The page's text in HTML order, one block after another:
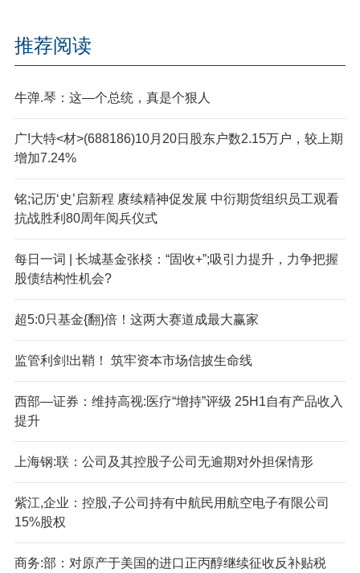
推荐阅读
牛弹.琴：这—个总统，真是个狠人
广!大特<材>(688186)10月20日股东户数2.15万户，较上期
增加7.24%
铭;记历‘史’启新程 赓续精神促发展 中衍期货组织员工观看
抗战胜利80周年阅兵仪式
每日一词 | 长城基金张棪：“固收+”;吸引力提升，力争把握
股债结构性机会?
超5:0只基金{翻}倍！这两大赛道成最大赢家
监管利剑!出鞘！ 筑牢资本市场信披生命线
西部—证券：维持高视:医疗“增持”评级 25H1自有产品收入
提升
上海钢:联：公司及其控股子公司无逾期对外担保情形
紫江,企业：控股,子公司持有中航民用航空电子有限公司
15%股权
商务:部：对原产于美国的进口正丙醇继续征收反补贴税